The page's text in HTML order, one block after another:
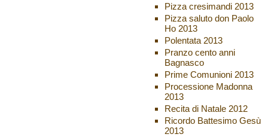
Pizza cresimandi 2013
Pizza saluto don Paolo
Ho 2013
Polentata 2013
Pranzo cento anni
Bagnasco
Prime Comunioni 2013
Processione Madonna
2013
Recita di Natale 2012
Ricordo Battesimo Gesù
2013